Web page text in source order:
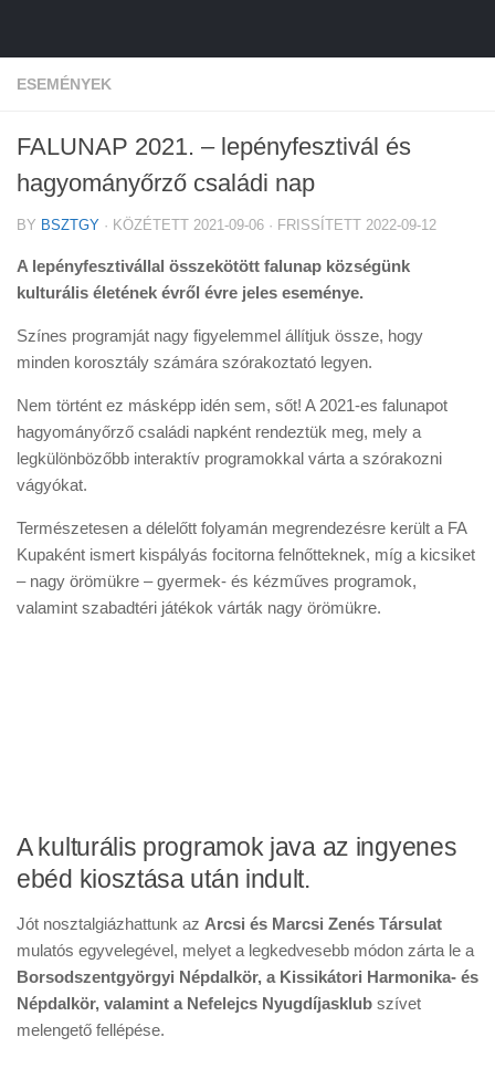
ESEMÉNYEK
FALUNAP 2021. – lepényfesztivál és
hagyományőrző családi nap
BY BSZTGY · KÖZÉTETT 2021-09-06 · FRISSÍTETT 2022-09-12
A lepényfesztivállal összekötött falunap községünk
kulturális életének évről évre jeles eseménye.
Színes programját nagy figyelemmel állítjuk össze, hogy
minden korosztály számára szórakoztató legyen.
Nem történt ez másképp idén sem, sőt! A 2021-es falunapot
hagyományőrző családi napként rendeztük meg, mely a
legkülönbözőbb interaktív programokkal várta a szórakozni
vágyókat.
Természetesen a délelőtt folyamán megrendezésre került a FA
Kupaként ismert kispályás focitorna felnőtteknek, míg a kicsiket
– nagy örömükre – gyermek- és kézműves programok,
valamint szabadtéri játékok várták nagy örömükre.
A kulturális programok java az ingyenes
ebéd kiosztása után indult.
Jót nosztalgiázhattunk az Arcsi és Marcsi Zenés Társulat
mulatós egyvelegével, melyet a legkedvesebb módon zárta le a
Borsodszentgyörgyi Népdalkör, a Kissikátori Harmonika- és
Népdalkör, valamint a Nefelejcs Nyugdíjasklub szívet
melengető fellépése.